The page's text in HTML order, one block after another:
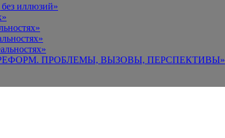
иллюзий»
ПРОБЛЕМЫ, ВЫЗОВЫ, ПЕРСПЕКТИВЫ»